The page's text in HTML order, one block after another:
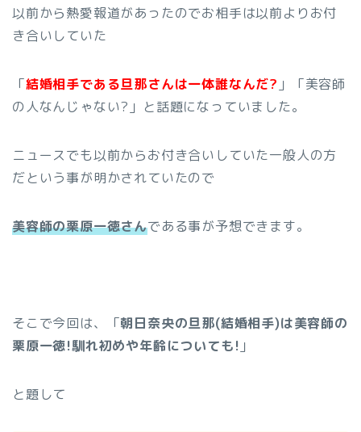
以前から熱愛報道があったのでお相手は以前よりお付
き合いしていた
「結婚相手である旦那さんは一体誰なんだ? 」「美容師
の人なんじゃない?」と話題になっていました。
ニュースでも以前からお付き合いしていた一般人の方
だという事が明かされていたので
美容師の栗原一徳さんである事が予想できます。
そこで今回は、「朝日奈央の旦那(結婚相手)は美容師の
栗原一徳!馴れ初めや年齢についても! 」
と題して